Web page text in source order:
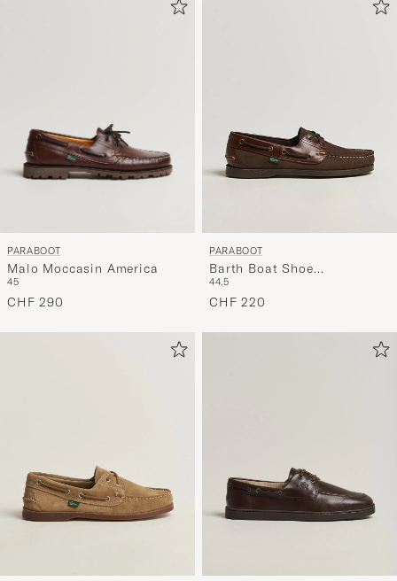
PARABOOT
Malo Moccasin America
45
CHF 290
PARABOOT
Barth Boat Shoe
Gringo/America
44,5
CHF 220